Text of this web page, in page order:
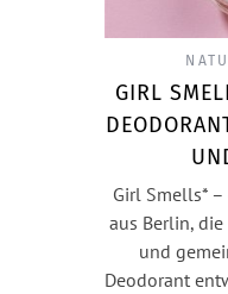
GIRL
Girl Smells*
aus Berlin,
und
Deodorant